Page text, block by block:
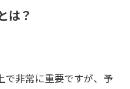
は？
で非常に重要ですが、予